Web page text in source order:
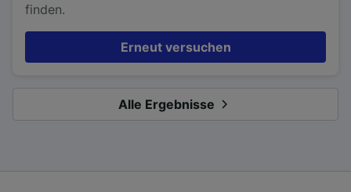
finden.
Erneut versuchen
Alle Ergebnisse